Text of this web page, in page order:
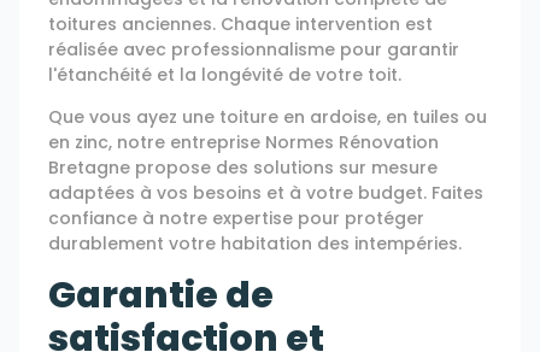
toitures anciennes. Chaque intervention est
réalisée avec professionnalisme pour garantir
l'étanchéité et la longévité de votre toit.
Que vous ayez une toiture en ardoise, en tuiles ou
en zinc, notre entreprise Normes Rénovation
Bretagne propose des solutions sur mesure
adaptées à vos besoins et à votre budget. Faites
confiance à notre expertise pour protéger
durablement votre habitation des intempéries.
Garantie de
satisfaction et